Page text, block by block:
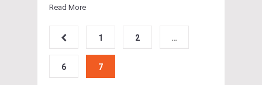
Read More
1 2 …
6 7